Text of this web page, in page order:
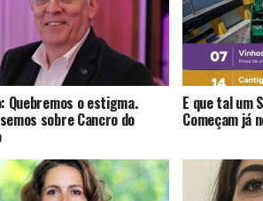
Quebremos o estigma.
sobre Cancro do
E que tal um
Começam já